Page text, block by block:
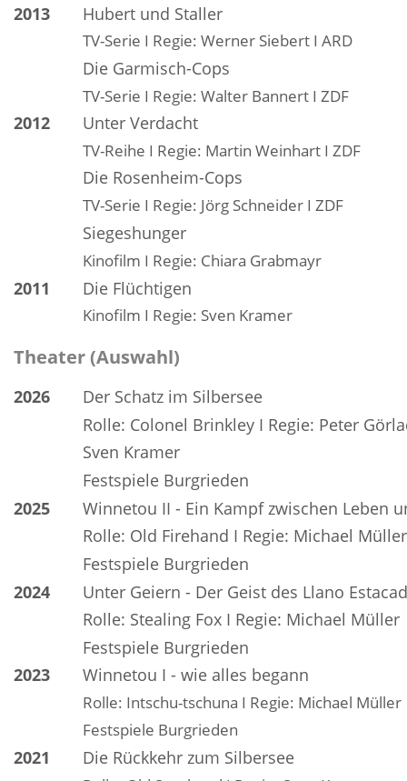
2013 Hubert und Staller
TV-Serie I Regie: Werner Siebert I ARD
Die Garmisch-Cops
TV-Serie I Regie: Walter Bannert I ZDF
2012 Unter Verdacht
TV-Reihe I Regie: Martin Weinhart I ZDF
Die Rosenheim-Cops
TV-Serie I Regie: Jörg Schneider I ZDF
Siegeshunger
Kinofilm I Regie: Chiara Grabmayr
2011 Die Flüchtigen
Kinofilm I Regie: Sven Kramer
Theater (Auswahl)
2026
Der Schatz im Silbersee
Rolle: Colonel Brinkley I Regie: Peter
Sven Kramer
Festspiele Burgrieden
2025
Winnetou II - Ein Kampf zwischen Leben
Rolle: Old Firehand I Regie: Michael Müller
Festspiele Burgrieden
2024
Unter Geiern - Der Geist des Llano
Rolle: Stealing Fox I Regie: Michael Müller
Festspiele Burgrieden
2023
Winnetou I - wie alles begann
Rolle: Intschu-tschuna I Regie: Michael Müller
Festspiele Burgrieden
2021 Die Rückkehr zum Silbersee